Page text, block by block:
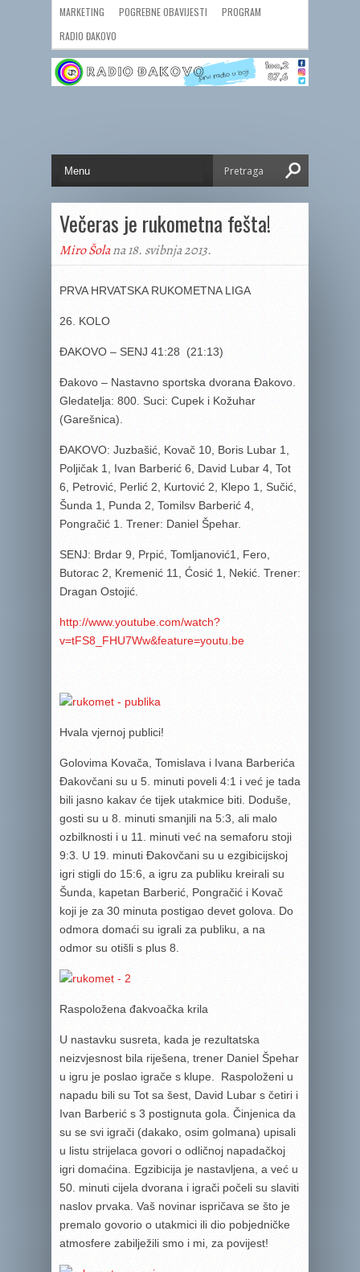
MARKETING POGREBNE OBAVIJESTI
PROGRAM
RADIO ĐAKOVO
Večeras je rukometna fešta!
Miro Šolana 18. svibnja 2013.
PRVA HRVATSKA RUKOMETNA LIGA
26. KOLO
ĐAKOVO – SENJ 41:28 (21:13)
Đakovo – Nastavno sportska dvorana Đakovo.
Gledatelja: 800. Suci: Cupek i Kožuhar
(Garešnica).
ĐAKOVO: Juzbašić, Kovač 10, Boris Lubar 1,
Poljičak 1, Ivan Barberić 6, David Lubar 4, Tot
6, Petrović, Perlić 2, Kurtović 2, Klepo 1, Sučić,
Šunda 1, Punda 2, Tomilsv Barberić 4,
Pongračić 1. Trener: Daniel Špehar.
SENJ: Brdar 9, Prpić, Tomljanović1, Fero,
Butorac 2, Kremenić 11, Ćosić 1, Nekić. Trener:
Dragan Ostojić.
http://www.youtube.com/watch?
v=tFS8_FHU7Ww&feature=youtu.be
Hvala vjernoj publici!
Golovima Kovača, Tomislava i Ivana Barberića
Đakovčani su u 5. minuti poveli 4:1 i već je tada
bili jasno kakav će tijek utakmice biti. Doduše,
gosti su u 8. minuti smanjili na 5:3, ali malo
ozbilknosti i u 11. minuti već na semaforu stoji
9:3. U 19. minuti Đakovčani su u ezgibicijskoj
igri stigli do 15:6, a igru za publiku kreirali su
Šunda, kapetan Barberić, Pongračić i Kovač
koji je za 30 minuta postigao devet golova. Do
odmora domaći su igrali za publiku, a na
odmor su otišli s plus 8.
Raspoložena đakvoačka krila
U nastavku susreta, kada je rezultatska
neizvjesnost bila riješena, trener Daniel Špehar
u igru je poslao igrače s klupe. Raspoloženi u
napadu bili su Tot sa šest, David Lubar s četiri i
Ivan Barberić s 3 postignuta gola. Činjenica da
su se svi igrači (dakako, osim golmana) upisali
u listu strijelaca govori o odličnoj napadačkoj
igri domaćina. Egzibicija je nastavljena, a već u
50. minuti cijela dvorana i igrači počeli su slaviti
naslov prvaka. Vaš novinar ispričava se što je
premalo govorio o utakmici ili dio pobjedničke
atmosfere zabilježili smo i mi, za povijest!